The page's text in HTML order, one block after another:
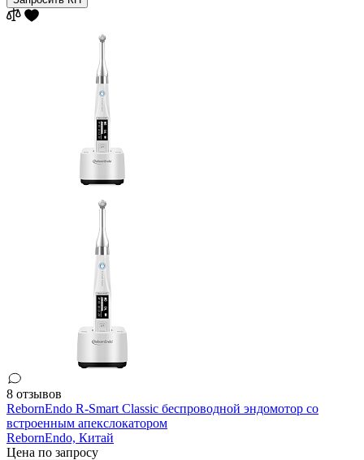
8 отзывов
RebornEndo R-Smart Classic беспроводной эндомотор со
встроенным апекслокатором
RebornEndo, Китай
Цена по запросу